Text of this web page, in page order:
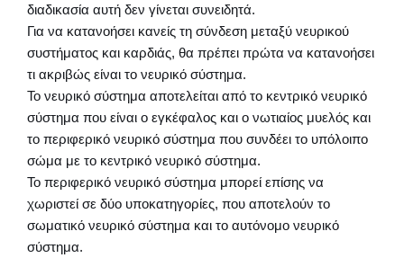
διαδικασία αυτή δεν γίνεται συνειδητά.
Για να κατανοήσει κανείς τη σύνδεση μεταξύ νευρικού
συστήματος και καρδιάς, θα πρέπει πρώτα να κατανοήσει
τι ακριβώς είναι το νευρικό σύστημα.
Το νευρικό σύστημα αποτελείται από το κεντρικό νευρικό
σύστημα που είναι ο εγκέφαλος και ο νωτιαίος μυελός και
το περιφερικό νευρικό σύστημα που συνδέει το υπόλοιπο
σώμα με το κεντρικό νευρικό σύστημα.
Το περιφερικό νευρικό σύστημα μπορεί επίσης να
χωριστεί σε δύο υποκατηγορίες, που αποτελούν το
σωματικό νευρικό σύστημα και το αυτόνομο νευρικό
σύστημα.